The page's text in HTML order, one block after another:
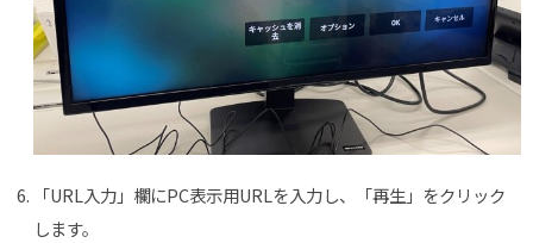
「URL入力」欄にPC表示用URLを入力し、「再生」をクリック
します。